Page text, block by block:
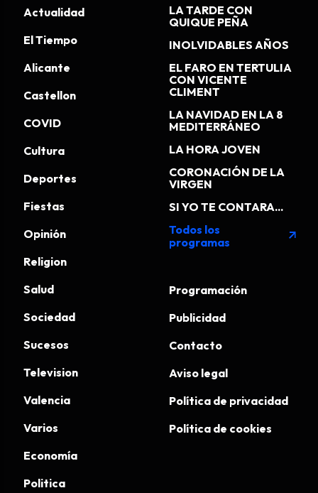
Actualidad
El Tiempo
Alicante
Castellon
COVID
Cultura
Deportes
Fiestas
Opinión
Religion
Salud
Sociedad
Sucesos
Television
Valencia
Varios
Economía
Politica
LA TARDE CON
QUIQUE PEÑA
INOLVIDABLES AÑOS
EL FARO EN TERTULIA
CON VICENTE
CLIMENT
LA NAVIDAD EN LA 8
MEDITERRÁNEO
LA HORA JOVEN
CORONACIÓN DE LA
VIRGEN
SI YO TE CONTARA...
Todos los
programas
arrow_outward
Programación
Publicidad
Contacto
Aviso legal
Política de privacidad
Política de cookies